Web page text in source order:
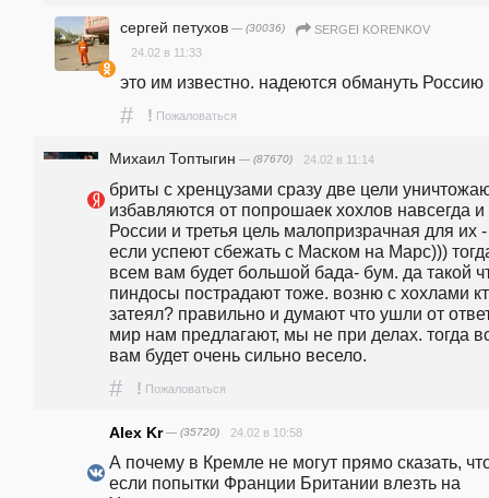
сергей петухов — (30036)
SERGEI KORENKOV
24.02 в 11:33
это им известно. надеются обмануть Россию
# ! Пожаловаться
Михаил Топтыгин — (87670) 24.02 в 11:14
бриты с хренцузами сразу две цели
избавляются от попрошаек хохлов навсегда и
России и третья цель малопризрачная для их -
если успеют сбежать с Маском на Марс)))
всем вам будет большой бада- бум. да такой
пиндосы пострадают тоже. возню с хохлами
затеял? правильно и думают что ушли от
мир нам предлагают, мы не при делах. тогда
вам будет очень сильно весело.
# ! Пожаловаться
Alex Kr— (35720) 24.02 в 10:58
А почему в Кремле не могут прямо сказать,
если попытки Франции Британии влезть на